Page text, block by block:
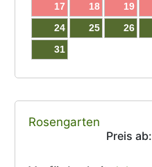
17
18 19
24
25 26
31
Rosengarten
Preis ab: